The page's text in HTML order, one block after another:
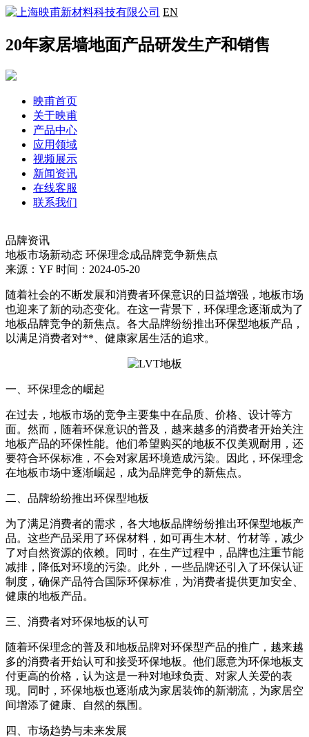
EN
20年家居墙地面产品研发生产和销售
映甫首页
关于映甫
产品中心
应用领域
视频展示
新闻资讯
在线客服
联系我们
品牌资讯
地板市场新动态 环保理念成品牌竞争新焦点
来源：YF 时间：2024-05-20
随着社会的不断发展和消费者环保意识的日益增强，地板市场
也迎来了新的动态变化。在这一背景下，环保理念逐渐成为了
地板品牌竞争的新焦点。各大品牌纷纷推出环保型地板产品，
以满足消费者对**、健康家居生活的追求。
一、环保理念的崛起
在过去，地板市场的竞争主要集中在品质、价格、设计等方
面。然而，随着环保意识的普及，越来越多的消费者开始关注
地板产品的环保性能。他们希望购买的地板不仅美观耐用，还
要符合环保标准，不会对家居环境造成污染。因此，环保理念
在地板市场中逐渐崛起，成为品牌竞争的新焦点。
二、品牌纷纷推出环保型地板
为了满足消费者的需求，各大地板品牌纷纷推出环保型地板产
品。这些产品采用了环保材料，如可再生木材、竹材等，减少
了对自然资源的依赖。同时，在生产过程中，品牌也注重节能
减排，降低对环境的污染。此外，一些品牌还引入了环保认证
制度，确保产品符合国际环保标准，为消费者提供更加安全、
健康的地板产品。
三、消费者对环保地板的认可
随着环保理念的普及和地板品牌对环保型产品的推广，越来越
多的消费者开始认可和接受环保地板。他们愿意为环保地板支
付更高的价格，认为这是一种对地球负责、对家人关爱的表
现。同时，环保地板也逐渐成为家居装饰的新潮流，为家居空
间增添了健康、自然的氛围。
四、市场趋势与未来发展